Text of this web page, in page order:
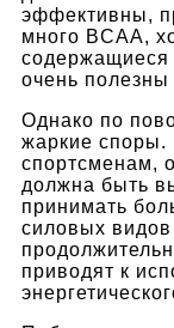
эффективны,
много BCAA,
содержащиеся
очень полезны
Однако по
жаркие споры.
спортсменам,
должна быть
принимать
силовых видов
приводят к